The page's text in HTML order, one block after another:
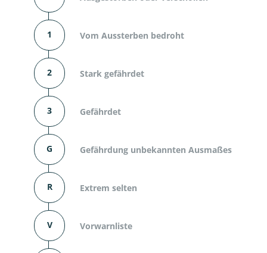
1 Vom Aussterben bedroht
2 Stark gefährdet
3 Gefährdet
G Gefährdung unbekannten Ausmaßes
R Extrem selten
V Vorwarnliste